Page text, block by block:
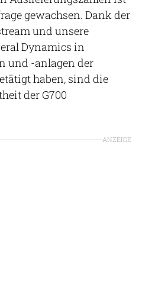
gewachsen. Dank der
und unsere
Dynamics in
und -anlagen der
haben, sind die
der G700
ANZEIGE